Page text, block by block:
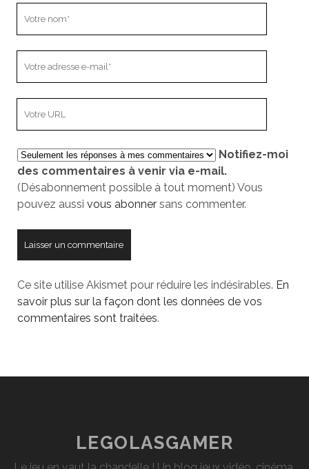
mail
votre
site
Notifiez-moi
des commentaires à venir via e-mail.
(Désabonnement possible à tout moment) Vous
pouvez aussi vous abonnersans commenter.
Ce site utilise Akismet pour réduire les indésirables. En
savoir plus sur la façon dont les données de vos
commentaires sont traitées.
LEGOLASGAMER